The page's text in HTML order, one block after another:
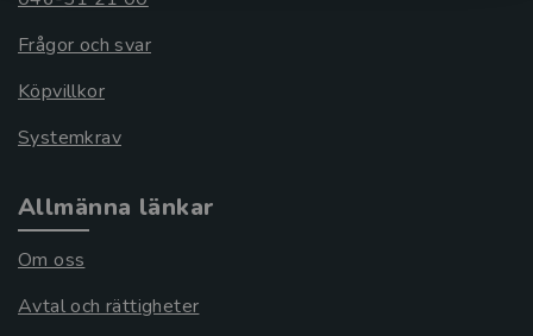
Frågor och svar
Köpvillkor
Systemkrav
Allmänna länkar
Om oss
Avtal och rättigheter